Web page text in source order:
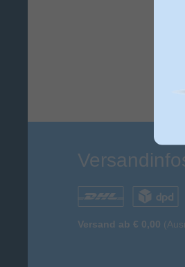
Versand ab € 0,00